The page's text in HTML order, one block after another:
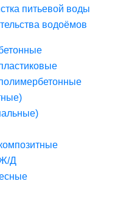
питьевой воды
водоёмов
Ж/Д